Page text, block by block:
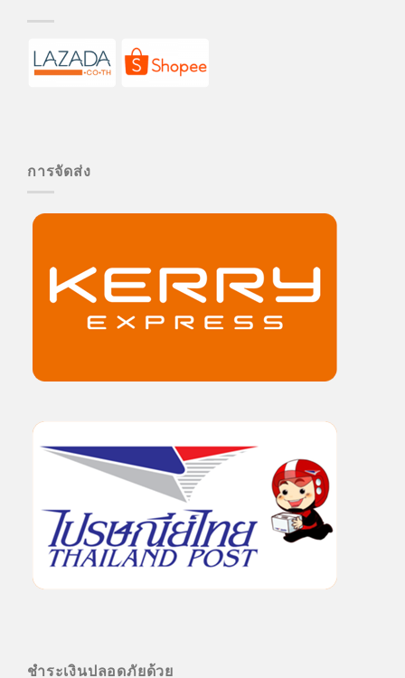
การจัดส่ง
ชำระเงินปลอดภัยด้วย